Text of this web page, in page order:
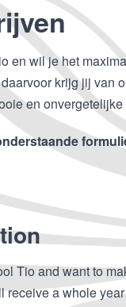
en wil je het
krijg jij
en
Tio and want to
receive a whole